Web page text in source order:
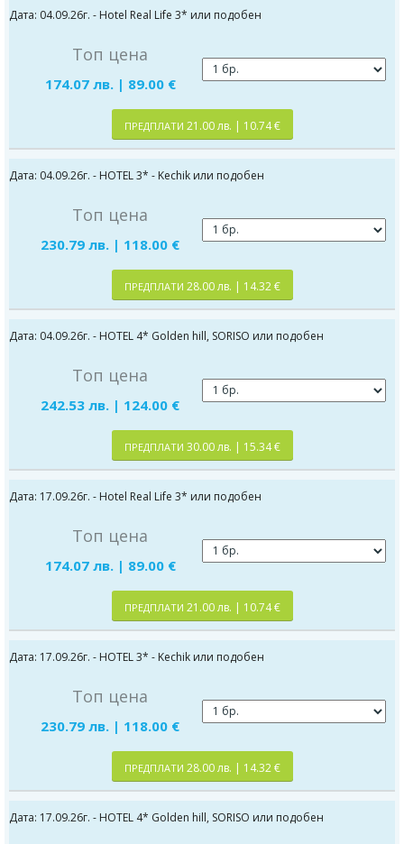
Дата: 04.09.26г. - Hotel Real Life 3* или подобен
Топ цена
174.07 лв. | 89.00 €
ПРЕДПЛАТИ 21.00 лв. | 10.74 €
Дата: 04.09.26г. - HOTEL 3* - Kechik или подобен
Топ цена
230.79 лв. | 118.00 €
ПРЕДПЛАТИ 28.00 лв. | 14.32 €
Дата: 04.09.26г. - HOTEL 4* Golden hill, SORISO или подобен
Топ цена
242.53 лв. | 124.00 €
ПРЕДПЛАТИ 30.00 лв. | 15.34 €
Дата: 17.09.26г. - Hotel Real Life 3* или подобен
Топ цена
174.07 лв. | 89.00 €
ПРЕДПЛАТИ 21.00 лв. | 10.74 €
Дата: 17.09.26г. - HOTEL 3* - Kechik или подобен
Топ цена
230.79 лв. | 118.00 €
ПРЕДПЛАТИ 28.00 лв. | 14.32 €
Дата: 17.09.26г. - HOTEL 4* Golden hill, SORISO или подобен